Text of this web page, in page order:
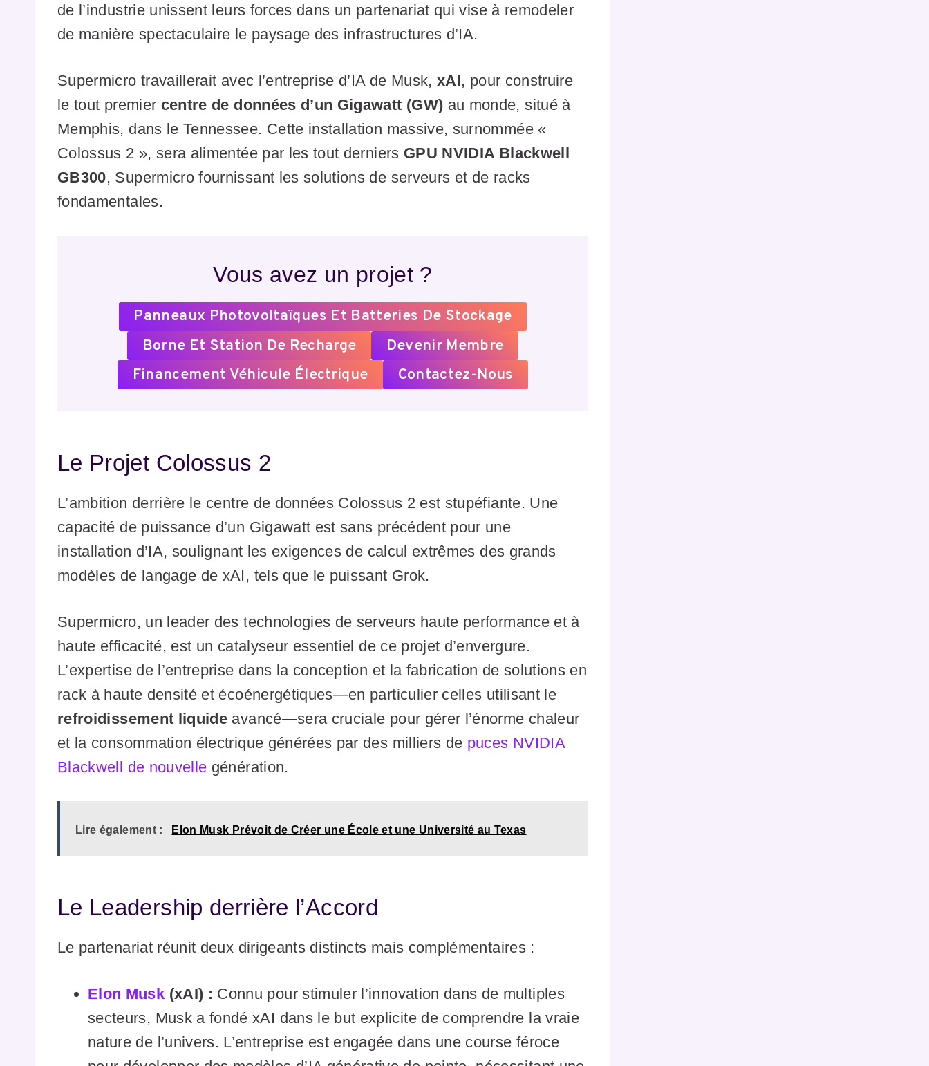
de l’industrie unissent leurs forces dans un partenariat qui vise à remodeler
de manière spectaculaire le paysage des infrastructures d’IA.
Supermicro travaillerait avec l’entreprise d’IA de Musk,xAI, pour construire
le tout premier centre de données d’un Gigawatt (GW) au monde, situé à
Memphis, dans le Tennessee. Cette installation massive, surnommée «
Colossus 2 », sera alimentée par les tout derniers GPU NVIDIA Blackwell
GB300, Supermicro fournissant les solutions de serveurs et de racks
fondamentales.
Vous avez un projet ?
Panneaux Photovoltaïques Et Batteries De Stockage
Borne Et Station De Recharge
Devenir Membre
Financement Véhicule Électrique
Contactez-Nous
Le Projet Colossus 2
L’ambition derrière le centre de données Colossus 2 est stupéfiante. Une
capacité de puissance d’un Gigawatt est sans précédent pour une
installation d’IA, soulignant les exigences de calcul extrêmes des grands
modèles de langage de xAI, tels que le puissant Grok.
Supermicro, un leader des technologies de serveurs haute performance et à
haute efficacité, est un catalyseur essentiel de ce projet d’envergure.
L’expertise de l’entreprise dans la conception et la fabrication de solutions en
rack à haute densité et écoénergétiques—en particulier celles utilisant le
refroidissement liquide avancé—sera cruciale pour gérer l’énorme chaleur
et la consommation électrique générées par des milliers de puces NVIDIA
Blackwell de nouvelle génération.
Lire également : Elon Musk Prévoit de Créer une École et une Université au Texas
Le Leadership derrière l’Accord
Le partenariat réunit deux dirigeants distincts mais complémentaires :
Elon Musk (xAI) : Connu pour stimuler l’innovation dans de multiples
secteurs, Musk a fondé xAI dans le but explicite de comprendre la vraie
nature de l’univers. L’entreprise est engagée dans une course féroce